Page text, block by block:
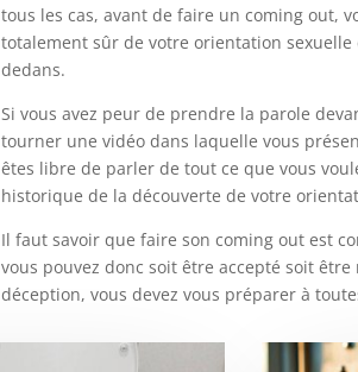
tous les cas, avant de faire un coming out,
totalement sûr de votre orientation
dedans.
Si vous avez peur de prendre la parole
tourner une vidéo dans laquelle vous
êtes libre de parler de tout ce que vous
historique de la découverte de votre
Il faut savoir que faire son coming out est
vous pouvez donc soit être accepté soit
déception, vous devez vous préparer à